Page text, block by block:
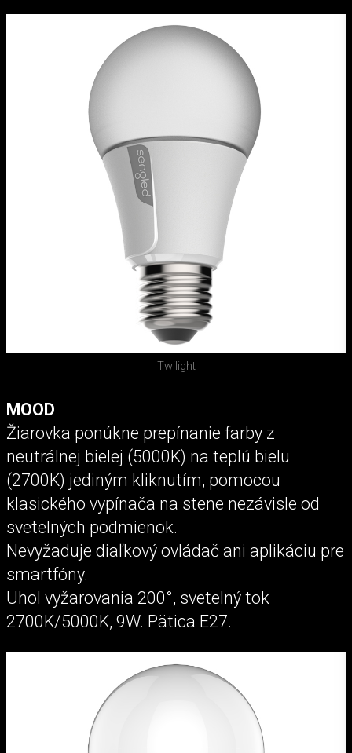
Twilight
MOOD
Žiarovka ponúkne prepínanie farby z
neutrálnej bielej (5000K) na teplú bielu
(2700K) jediným kliknutím, pomocou
klasického vypínača na stene nezávisle od
svetelných podmienok.
Nevyžaduje diaľkový ovládač ani aplikáciu pre
smartfóny.
Uhol vyžarovania 200°, svetelný tok
2700K/5000K, 9W. Pätica E27.